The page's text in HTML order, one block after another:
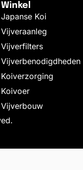
Winkel
Japanse Koi
Vijveraanleg
Vijverfilters
Vijverbenodigdheden
Koiverzorging
Koivoer
Vijverbouw